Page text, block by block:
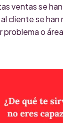
ventas se
cliente se
o